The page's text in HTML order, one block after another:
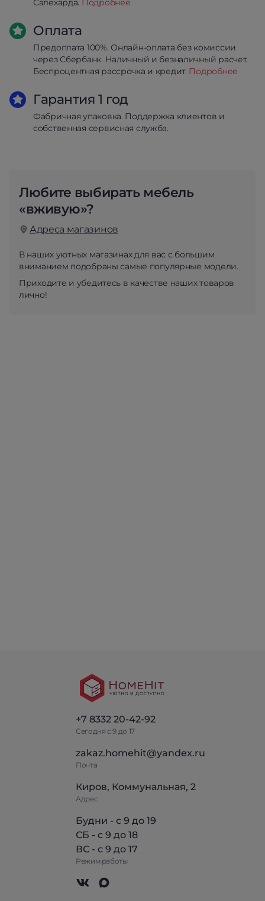
Салехарда. Подробнее
Оплата
Предоплата 100%. Онлайн-оплата без комиссии
через Сбербанк. Наличный и безналичный расчет.
Беспроцентная рассрочка и кредит. Подробнее
Гарантия 1 год
Фабричная упаковка. Поддержка клиентов и
собственная сервисная служба.
Любите выбирать мебель
«вживую»?
Адреса магазинов
В наших уютных магазинах для вас с большим
вниманием подобраны самые популярные модели.
Приходите и убедитесь в качестве наших товаров
лично!
+7 8332 20-42-92
Сегодня с 9 до 17
zakaz.homehit@yandex.ru
Почта
Киров, Коммунальная, 2
Адрес
Будни - с 9 до 19
СБ - с 9 до 18
ВС - с 9 до 17
Режим работы